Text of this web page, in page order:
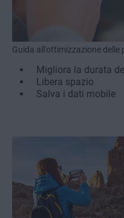
Guida all'ottimizzazione delle
Migliora la durata
Libera spazio
Salva i dati mobile